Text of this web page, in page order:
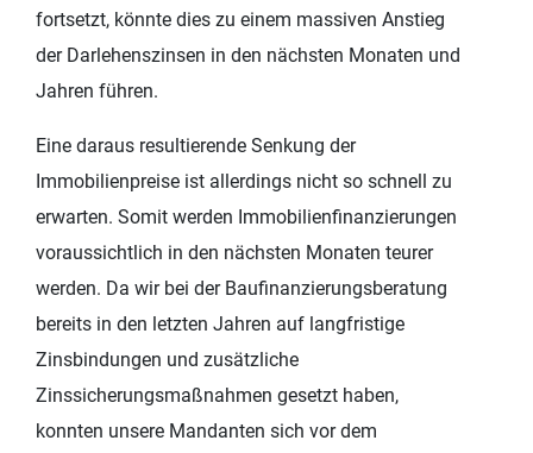
fortsetzt, könnte dies zu einem massiven Anstieg
der Darlehenszinsen in den nächsten Monaten und
Jahren führen.
Eine daraus resultierende Senkung der
Immobilienpreise ist allerdings nicht so schnell zu
erwarten. Somit werden Immobilienfinanzierungen
voraussichtlich in den nächsten Monaten teurer
werden. Da wir bei der Baufinanzierungsberatung
bereits in den letzten Jahren auf langfristige
Zinsbindungen und zusätzliche
Zinssicherungsmaßnahmen gesetzt haben,
konnten unsere Mandanten sich vor dem